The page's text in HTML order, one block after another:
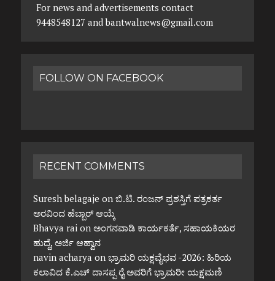
For news and advertisements contact
9448548127 and bantwalnews@gmail.com
FOLLOW ON FACEBOOK
RECENT COMMENTS
Suresh belagaje on ಬಿ.ಟಿ. ರಂಜನ್ ಪ್ರಶಸ್ತಿಗೆ ಪತ್ರಕರ್ತ
ಅರವಿಂದ ಹೆಬ್ಬಾರ್ ಆಯ್ಕೆ
Bhavya raion ಅಂಗನವಾಡಿ ಕಾರ್ಯಕರ್ತೆ, ಸಹಾಯಕಿಯರ
ಹುದ್ದೆ, ಅರ್ಜಿ ಆಹ್ವಾನ
navin acharya on ಭ್ರಾಮರಿ ಯಕ್ಷವೈಭವ -2026: ಹಿರಿಯ
ಕಲಾವಿದ ಕೆ.ಎಚ್ ದಾಸಪ್ಪ ರೈ ಅವರಿಗೆ ಭ್ರಾಮರೀ ಯಕ್ಷಮಣಿ